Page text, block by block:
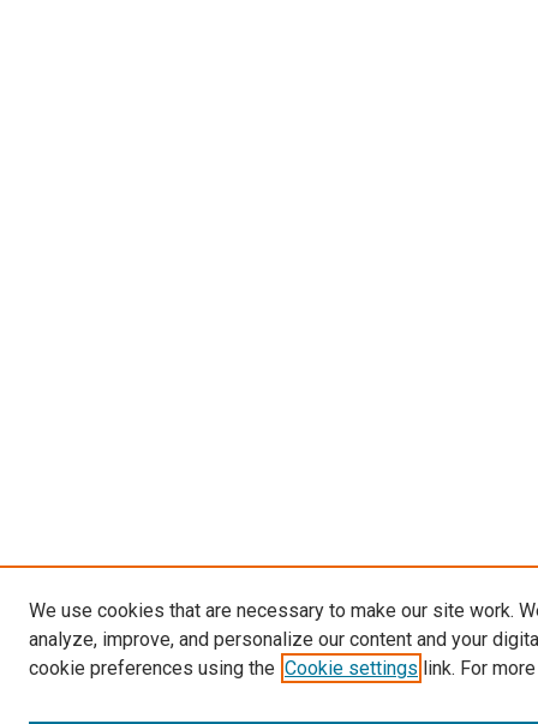
We use cookies that are necessary to make our site work.
analyze, improve, and personalize our content and your
cookie preferences using the Cookie settings link. For